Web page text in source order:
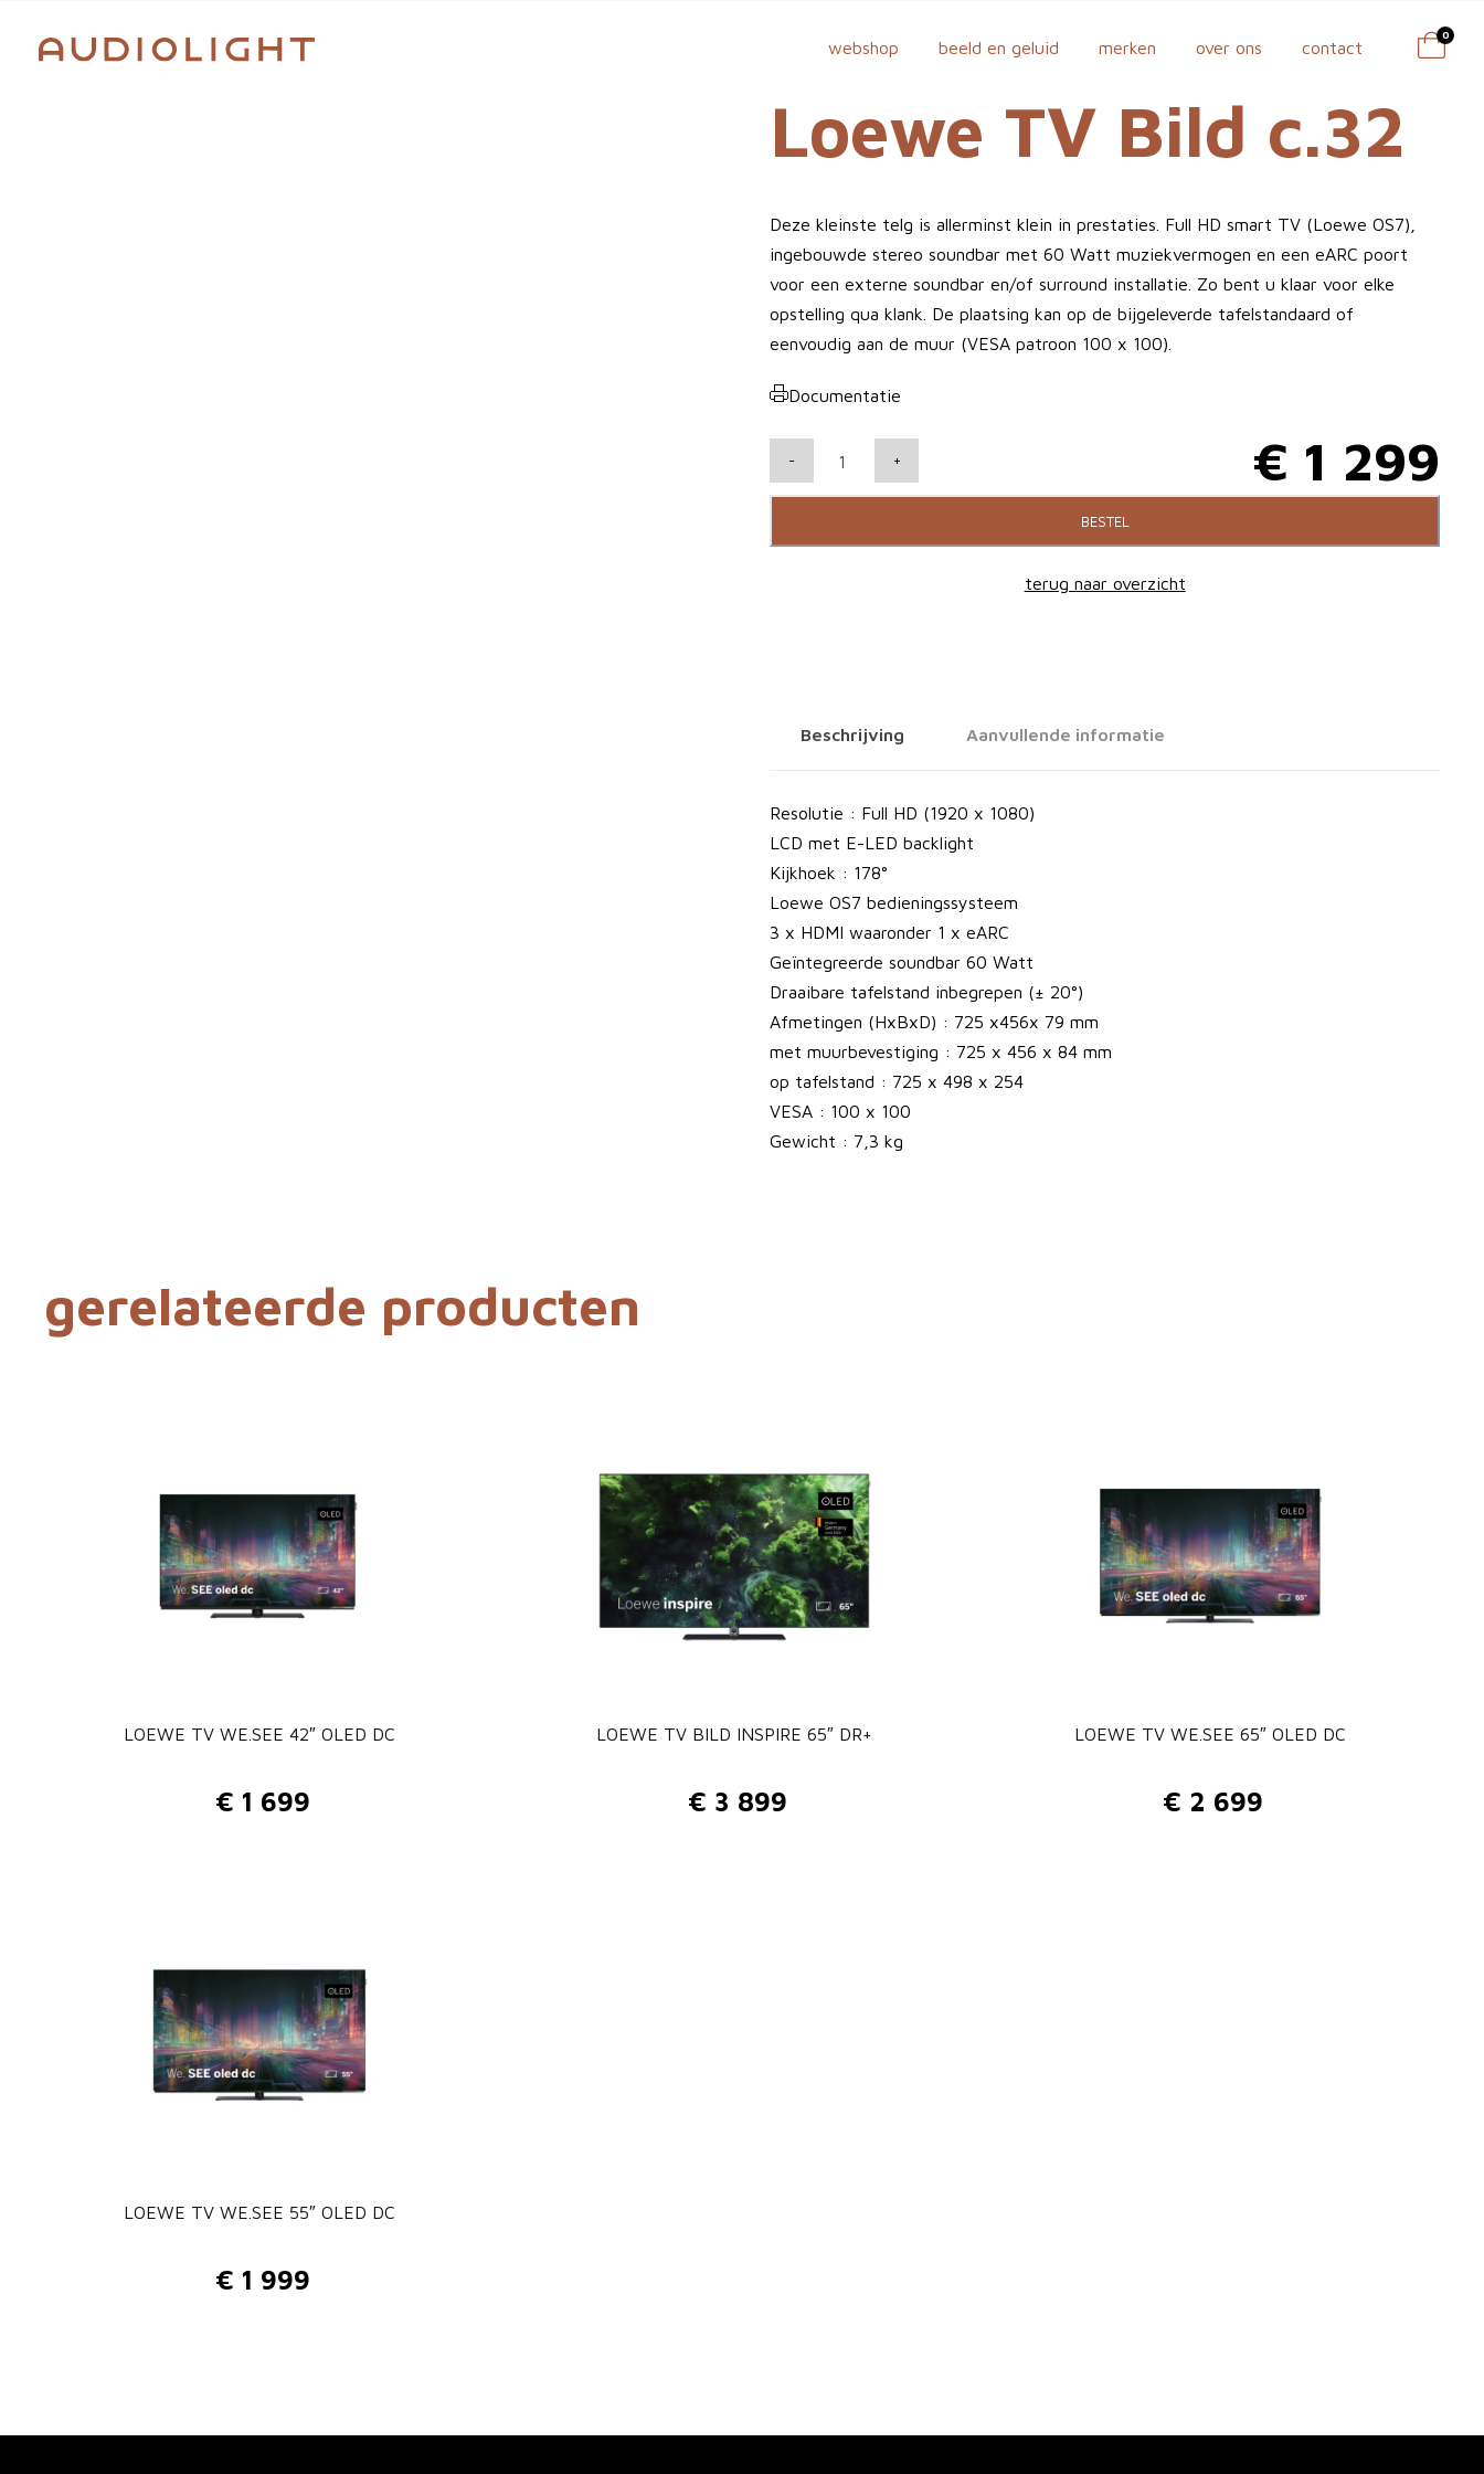
webshop beeld en geluid merken over ons contact
0
Loewe TV Bild c.32
Deze kleinste telg is allerminst klein in prestaties. Full HD smart TV (Loewe OS7),
ingebouwde stereo soundbar met 60 Watt muziekvermogen en een eARC poort
voor een externe soundbar en/of surround installatie. Zo bent u klaar voor elke
opstelling qua klank. De plaatsing kan op de bijgeleverde tafelstandaard of
eenvoudig aan de muur (VESA patroon 100 x 100).
Documentatie
€ 1 299
-
o
w
.
3
2
a
a
n
t
a
l
+
BESTEL
terug naar overzicht
Beschrijving Aanvullende informatie
Resolutie : Full HD (1920 x 1080)
LCD met E-LED backlight
Kijkhoek : 178°
Loewe OS7 bedieningssysteem
3 x HDMI waaronder 1 x eARC
Geïntegreerde soundbar 60 Watt
Draaibare tafelstand inbegrepen (± 20°)
Afmetingen (HxBxD) : 725 x456x 79 mm
met muurbevestiging : 725 x 456 x 84 mm
op tafelstand : 725 x 498 x 254
VESA : 100 x 100
Gewicht : 7,3 kg
gerelateerde producten
LOEWE TV WE.SEE 42″ OLED DC
€ 1 699
LOEWE TV BILD INSPIRE 65″ DR+
€ 3 899
LOEWE TV WE.SEE 65″ OLED DC
€ 2 699
LOEWE TV WE.SEE 55″ OLED DC
€ 1 999